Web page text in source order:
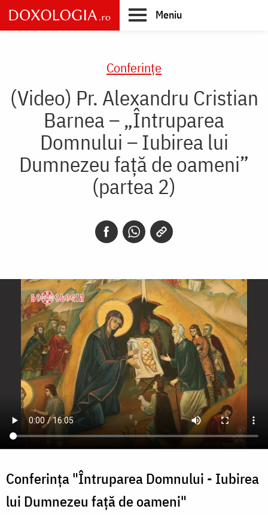
Skip
to
main
Meniu
Conferințe
(Video) Pr. Alexandru Cristian
Barnea – „Întruparea
Domnului – Iubirea lui
Dumnezeu față de oameni”
(partea 2)
Conferința "Întruparea Domnului - Iubirea
lui Dumnezeu față de oameni"